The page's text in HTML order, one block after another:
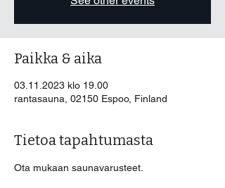
Paikka & aika
03.11.2023 klo 19.00
rantasauna, 02150 Espoo, Finland
Tietoa tapahtumasta
Ota mukaan saunavarusteet.